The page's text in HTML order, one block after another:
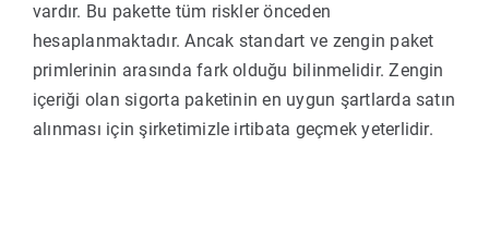
vardır. Bu pakette tüm riskler önceden
hesaplanmaktadır. Ancak standart ve zengin paket
primlerinin arasında fark olduğu bilinmelidir. Zengin
içeriği olan sigorta paketinin en uygun şartlarda satın
alınması için şirketimizle irtibata geçmek yeterlidir.